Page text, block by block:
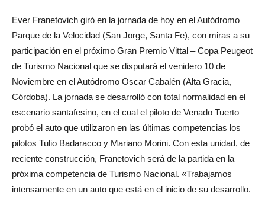
Ever Franetovich giró en la jornada de hoy en el Autódromo
Parque de la Velocidad (San Jorge, Santa Fe), con miras a su
participación en el próximo Gran Premio Vittal – Copa Peugeot
de Turismo Nacional que se disputará el venidero 10 de
Noviembre en el Autódromo Oscar Cabalén (Alta Gracia,
Córdoba). La jornada se desarrolló con total normalidad en el
escenario santafesino, en el cual el piloto de Venado Tuerto
probó el auto que utilizaron en las últimas competencias los
pilotos Tulio Badaracco y Mariano Morini. Con esta unidad, de
reciente construcción, Franetovich será de la partida en la
próxima competencia de Turismo Nacional. «Trabajamos
intensamente en un auto que está en el inicio de su desarrollo.